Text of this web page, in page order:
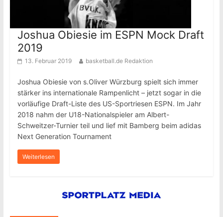
Joshua Obiesie im ESPN Mock Draft
2019
13. Februar 2019 basketball.de Redaktion
Joshua Obiesie von s.Oliver Würzburg spielt sich immer
stärker ins internationale Rampenlicht – jetzt sogar in die
vorläufige Draft-Liste des US-Sportriesen ESPN. Im Jahr
2018 nahm der U18-Nationalspieler am Albert-
Schweitzer-Turnier teil und lief mit Bamberg beim adidas
Next Generation Tournament
Weiterlesen